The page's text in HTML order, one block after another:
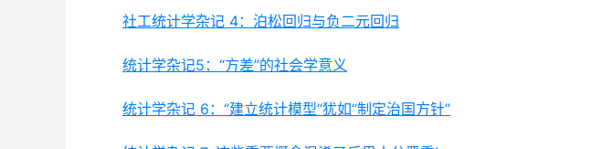
社工统计学杂记 4：泊松回归与负二元回归
统计学杂记5：“方差”的社会学意义
统计学杂记 6：“建立统计模型“犹如“制定治国方针”